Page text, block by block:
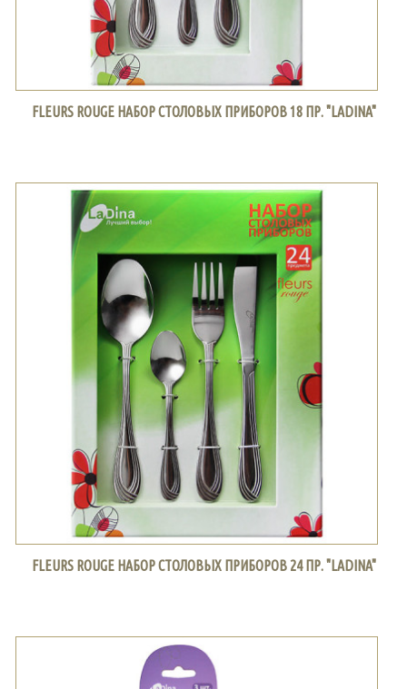
FLEURS ROUGE НАБОР СТОЛОВЫХ ПРИБОРОВ 18 ПР. "LADINA"
FLEURS ROUGE НАБОР СТОЛОВЫХ ПРИБОРОВ 24 ПР. "LADINA"